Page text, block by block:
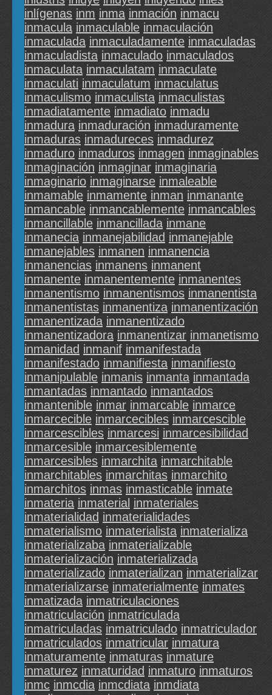
inlígenas inm inma inmación inmacu
inmacula inmaculable inmaculación
inmaculada inmaculadamente inmaculadas
inmaculadista inmaculado inmaculados
inmaculata inmaculatam inmaculate
inmaculati inmaculatum inmaculatus
inmaculismo inmaculista inmaculistas
inmadiatamente inmadiato inmadu
inmadura inmaduración inmaduramente
inmaduras inmadureces inmadurez
inmaduro inmaduros inmagen inmaginables
inmaginación inmaginar inmaginaria
inmaginario inmaginarse inmaleable
inmamable inmamente inman inmanante
inmancable inmancablemente inmancables
inmancillable inmancillada inmane
inmanecia inmanejabilidad inmanejable
inmanejables inmanen inmanencia
inmanencias inmanens inmanent
inmanente inmanentemente inmanentes
inmanentismo inmanentismos inmanentista
inmanentistas inmanentiza inmanentización
inmanentizada inmanentizado
inmanentizadora inmanentizar inmanetismo
inmanidad inmanif inmanifestada
inmanifestado inmanifiesta inmanifiesto
inmanipulable inmanis inmanta inmantada
inmantadas inmantado inmantados
inmantenible inmar inmarcable inmarce
inmarcecible inmarcecibles inmarcescible
inmarcescibles inmarcesi inmarcesibilidad
inmarcesible inmarcesiblemente
inmarcesibles inmarchita inmarchitable
inmarchitables inmarchitas inmarchito
inmarchitos inmas inmasticable inmate
inmateria inmaterial inmateriales
inmaterialidad inmaterialidades
inmaterialismo inmaterialista inmaterializa
inmaterializaba inmaterializable
inmaterialización inmaterializada
inmaterializado inmaterializan inmaterializar
inmaterializarse inmaterialmente inmates
inmatizada inmatriculaciones
inmatriculación inmatriculada
inmatriculadas inmatriculado inmatriculador
inmatriculados inmatricular inmatura
inmaturamente inmaturas inmature
inmaturez inmaturidad inmaturo inmaturos
inmc inmcdia inmcdiata inmdiata